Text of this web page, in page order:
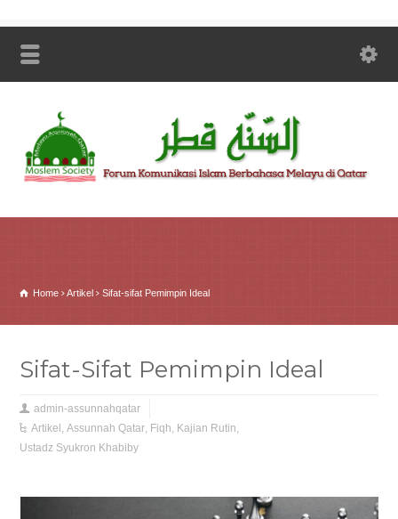
Home Artikel Sifat-sifat Pemimpin Ideal
Sifat-Sifat Pemimpin Ideal
admin-assunnahqatar
Artikel ,Assunnah Qatar Fiqh Kajian Rutin
Ustadz Syukron Khabiby